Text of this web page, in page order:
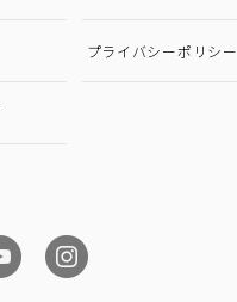
プライバシーポリシー